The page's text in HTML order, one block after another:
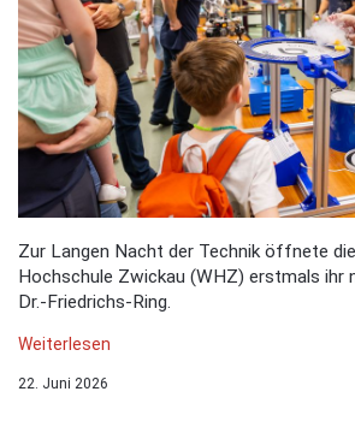
Zur Langen Nacht der Technik öffnete
Hochschule Zwickau (WHZ) erstmals ihr
Dr.-Friedrichs-Ring.
Weiterlesen
22. Juni 2026